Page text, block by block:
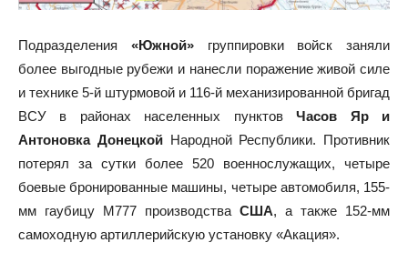
Подразделения «Южной» группировки войск заняли
более выгодные рубежи и нанесли поражение живой силе
и технике 5-й штурмовой и 116-й механизированной бригад
ВСУ в районах населенных пунктовЧасов Яр и
Антоновка ДонецкойНародной Республики. Противник
потерял за сутки более 520 военнослужащих, четыре
боевые бронированные машины, четыре автомобиля, 155-
мм гаубицу М777 производства США, а также 152-мм
самоходную артиллерийскую установку «Акация».